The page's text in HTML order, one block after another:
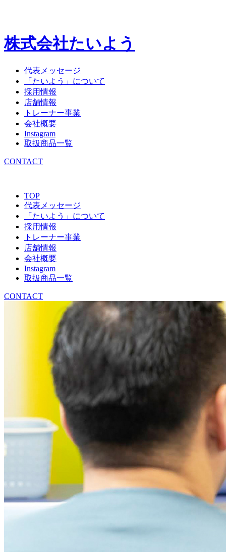
株式会社たいよう
代表メッセージ
「たいよう」について
採用情報
店舗情報
トレーナー事業
会社概要
Instagram
取扱商品一覧
CONTACT
TOP
代表メッセージ
「たいよう」について
採用情報
トレーナー事業
店舗情報
会社概要
Instagram
取扱商品一覧
CONTACT